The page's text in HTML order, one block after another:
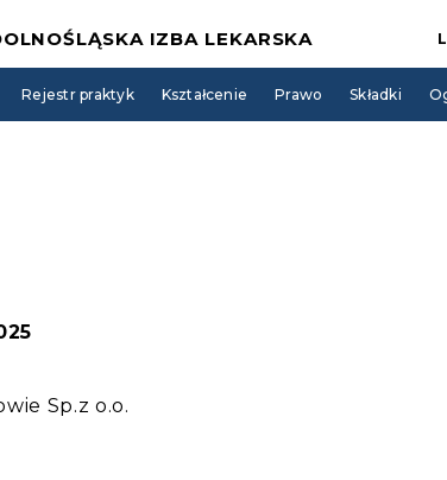
IZBA LEKARSKA
Rejestr praktyk Kształcenie Prawo Składki
Sp.z o.o.